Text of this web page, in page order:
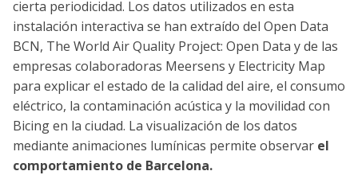
cierta periodicidad. Los datos utilizados en esta
instalación interactiva se han extraído del Open Data
BCN, The World Air Quality Project: Open Data y de las
empresas colaboradoras Meersens y Electricity Map
para explicar el estado de la calidad del aire, el consumo
eléctrico, la contaminación acústica y la movilidad con
Bicing en la ciudad. La visualización de los datos
mediante animaciones lumínicas permite observar el
comportamiento de Barcelona.